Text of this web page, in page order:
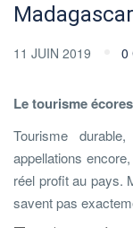
Madagascar
11 JUIN 2019 0
Le tourisme
Tourisme
appellations
réel profit au pays.
savent pas